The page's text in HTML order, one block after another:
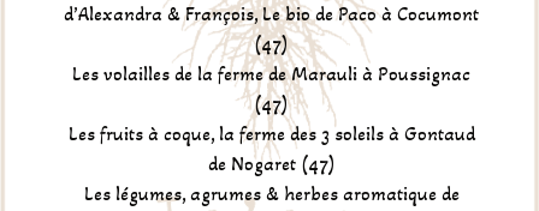
d’Alexandra & François, Le bio de Paco à Cocumont
(47)
Les volailles de la ferme de Marauli à Poussignac
(47)
Les fruits à coque, la ferme des 3 soleils à Gontaud
de Nogaret (47)
Les légumes, agrumes & herbes aromatique de